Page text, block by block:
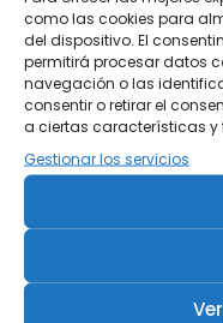
como las cookies para
del dispositivo. El
permitirá procesar datos
navegación o las
consentir o retirar el
a ciertas características y
Gestionar los servicios
1kg en Bolsa